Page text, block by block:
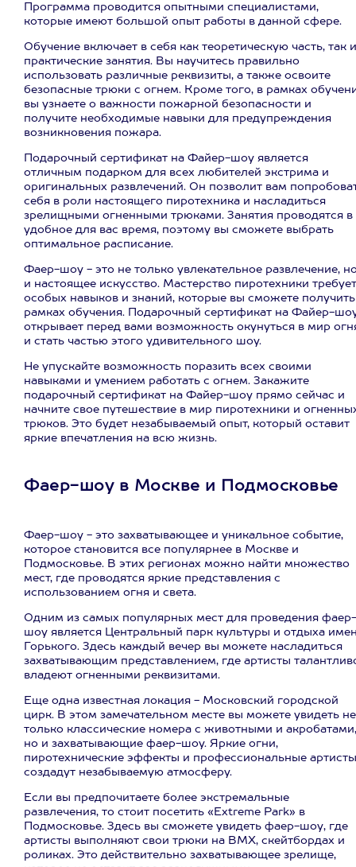
Программа проводится опытными специалистами,
которые имеют большой опыт работы в данной сфере.
Обучение включает в себя как теоретическую часть, так и
практические занятия. Вы научитесь правильно
использовать различные реквизиты, а также освоите
безопасные трюки с огнем. Кроме того, в рамках
вы узнаете о важности пожарной безопасности и
получите необходимые навыки для предупреждения
возникновения пожара.
Подарочный сертификат на Файер-шоу является
отличным подарком для всех любителей экстрима и
оригинальных развлечений. Он позволит вам
себя в роли настоящего пиротехника и насладиться
зрелищными огненными трюками. Занятия проводятся в
удобное для вас время, поэтому вы сможете выбрать
оптимальное расписание.
Фаер-шоу - это не только увлекательное развлечение,
и настоящее искусство. Мастерство пиротехники требует
особых навыков и знаний, которые вы сможете
рамках обучения. Подарочный сертификат на Файер-
открывает перед вами возможность окунуться в мир
и стать частью этого удивительного шоу.
Не упускайте возможность поразить всех своими
навыками и умением работать с огнем. Закажите
подарочный сертификат на Файер-шоу прямо сейчас и
начните свое путешествие в мир пиротехники и
трюков. Это будет незабываемый опыт, который оставит
яркие впечатления на всю жизнь.
Фаер-шоу в Москве и Подмосковье
Фаер-шоу - это захватывающее и уникальное событие,
которое становится все популярнее в Москве и
Подмосковье. В этих регионах можно найти множество
мест, где проводятся яркие представления с
использованием огня и света.
Одним из самых популярных мест для проведения фаер-
шоу является Центральный парк культуры и отдыха
Горького. Здесь каждый вечер вы можете насладиться
захватывающим представлением, где артисты
владеют огненными реквизитами.
Еще одна известная локация - Московский городской
цирк. В этом замечательном месте вы можете увидеть не
только классические номера с животными и акробатами,
но и захватывающие фаер-шоу. Яркие огни,
пиротехнические эффекты и профессиональные артисты
создадут незабываемую атмосферу.
Если вы предпочитаете более экстремальные
развлечения, то стоит посетить «Extreme Park» в
Подмосковье. Здесь вы сможете увидеть фаер-шоу, где
артисты выполняют свои трюки на BMX, скейтбордах и
роликах. Это действительно захватывающее зрелище,